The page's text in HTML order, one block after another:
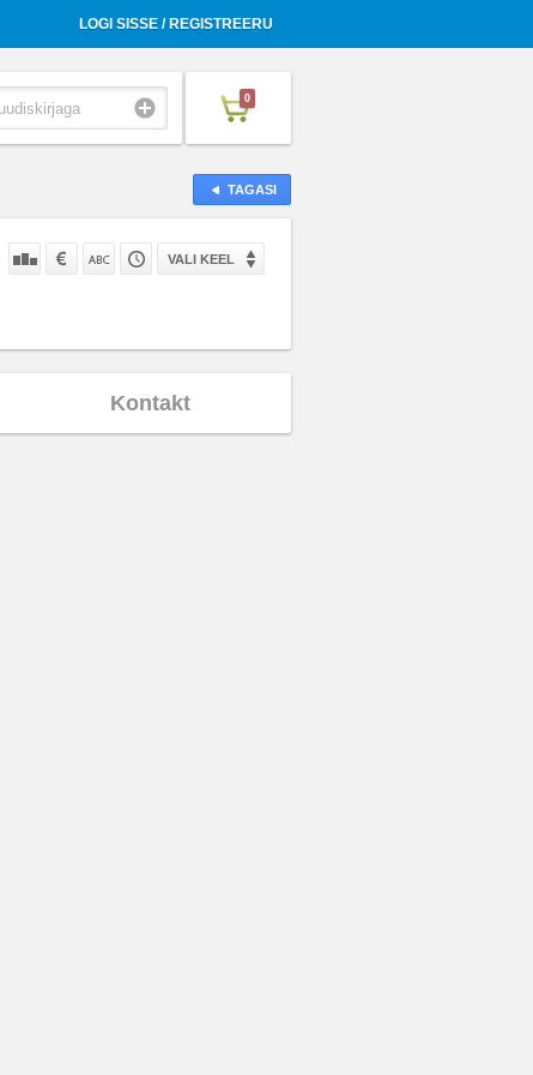
LOGI SISSE / REGISTREERU
0
TAGASI
VALI KEEL
Kontakt